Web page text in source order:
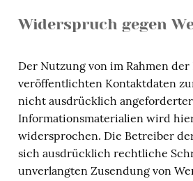
Widerspruch gegen
Der Nutzung von im Rahmen
veröffentlichten Kontaktdaten
nicht ausdrücklich
Informationsmaterialien wird
widersprochen. Die Betreiber
sich ausdrücklich rechtliche
unverlangten Zusendung von